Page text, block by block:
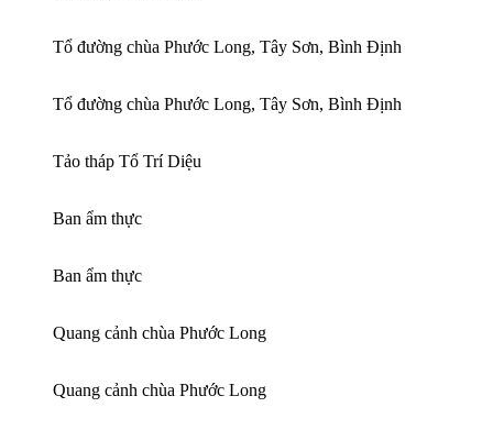
Tổ đường chùa Phước Long, Tây Sơn, Bình Định
Tổ đường chùa Phước Long, Tây Sơn, Bình Định
Tảo tháp Tổ Trí Diệu
Ban ẩm thực
Ban ẩm thực
Quang cảnh chùa Phước Long
Quang cảnh chùa Phước Long